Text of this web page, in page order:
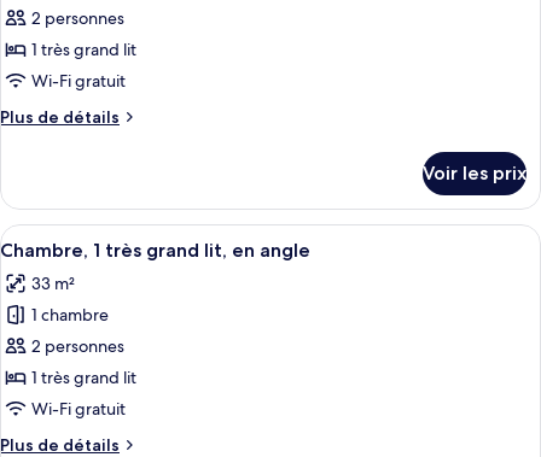
très
grand
lit
pour
ce
type
chambre :
très
grand
lit
(Plaza)
2 personnes
1 très grand lit
Wi-Fi gratuit
Plus de détails
Plus
le
type
de
Chambre
Exécutive,
très
grand
lit
(Plaza)
Voir les prix
Afficher
toutes
les
photos
pour
ce
type
Une chambre d’hôtel équipée d’un
6
Chambre, 1 très grand lit, en angle
33 m²
1 chambre
2 personnes
1 très grand lit
Wi-Fi gratuit
Plus de détails
Plus